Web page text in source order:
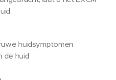
huidsymptomen
de huid